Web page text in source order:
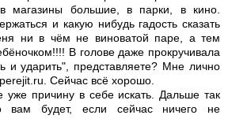
магазины большие, в парки, в кино.
и какую нибудь гадость сказать
ни в чём не виноватой паре, а тем
В голове даже прокручивала
и ударить", представляете? Мне лично
Сейчас всё хорошо.
уже причину в себе искать. Дальше так
вам будет, если сейчас ничего не